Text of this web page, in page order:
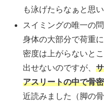
も泳げたらなぁと思
スイミングの唯一の
身体の大部分で荷重
密度は上がらないと
出せないのですが、
アスリートの中で骨
近読みました（脚の